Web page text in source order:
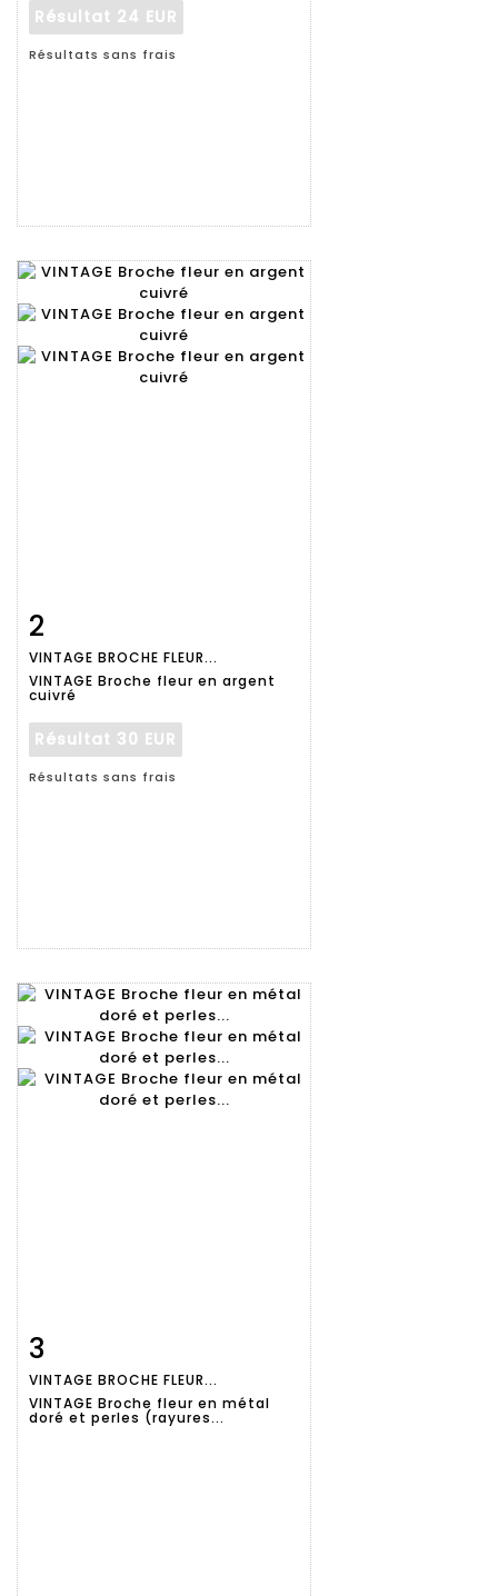
Résultat 24 EUR
Résultats sans frais
détaillée
2
VINTAGE BROCHE FLEUR...
VINTAGE Broche fleur en argent
cuivré
Résultat 30 EUR
Résultats sans frais
détaillée
3
VINTAGE BROCHE FLEUR...
VINTAGE Broche fleur en métal
doré et perles (rayures...